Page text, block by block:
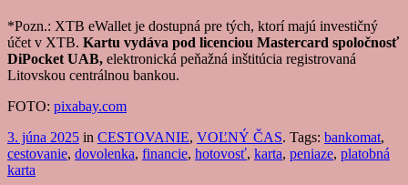
*Pozn.: XTB eWallet je dostupná pre tých, ktorí majú investičný
účet v XTB. Kartu vydáva pod licenciou Mastercard spoločnosť
DiPocket UAB, elektronická peňažná inštitúcia registrovaná
Litovskou centrálnou bankou.
FOTO: pixabay.com
3. júna 2025 in CESTOVANIE, VOĽNÝ ČAS. Tags: bankomat,
cestovanie, dovolenka, financie, hotovosť, karta, peniaze, platobná
karta